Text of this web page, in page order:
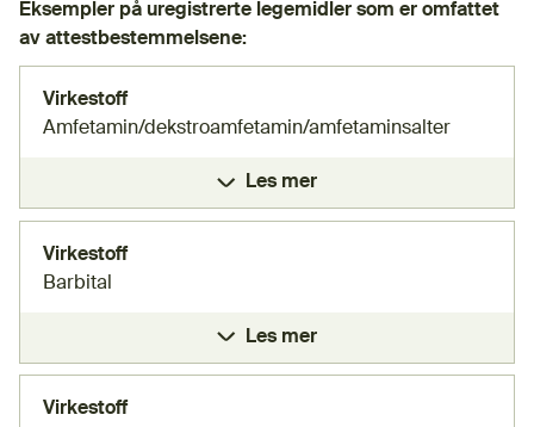
Eksempler på uregistrerte legemidler som er omfattet
av attestbestemmelsene:
Virkestoff
Amfetamin/dekstroamfetamin/amfetaminsalter
Les mer
Virkestoff
Barbital
Les mer
Virkestoff